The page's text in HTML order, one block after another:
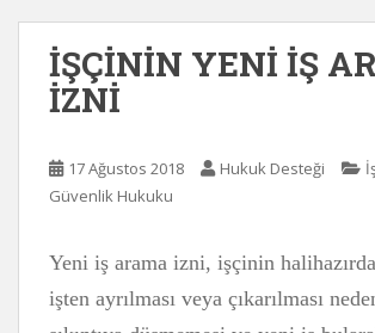
İŞÇİNİN YENİ İŞ
İZNİ
17 Ağustos 2018 Hukuk Desteği
Güvenlik Hukuku
Yeni iş arama izni, işçinin halihazırda
işten ayrılması veya çıkarılması